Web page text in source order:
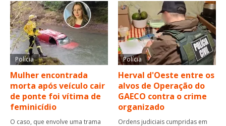
Polícia
Mulher encontrada
morta após veículo cair
de ponte foi vítima de
feminicídio
O caso, que envolve uma trama
Polícia
Herval d'Oeste entre os
alvos de Operação do
GAECO contra o crime
organizado
Ordens judiciais cumpridas em